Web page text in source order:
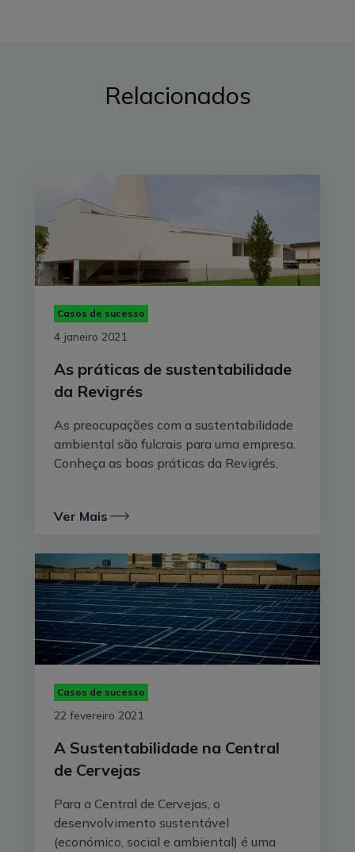
Relacionados
Casos de sucesso
4 janeiro 2021
As práticas de sustentabilidade
da Revigrés
As preocupações com a sustentabilidade
ambiental são fulcrais para uma empresa.
Conheça as boas práticas da Revigrés.
Ver Mais
Casos de sucesso
22 fevereiro 2021
A Sustentabilidade na Central
de Cervejas
Para a Central de Cervejas, o
desenvolvimento sustentável
(económico, social e ambiental) é uma